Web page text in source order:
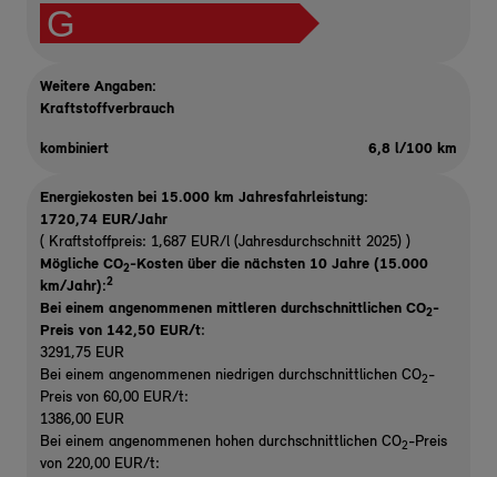
G
Weitere Angaben:
Kraftstoffverbrauch
kombiniert 6,8 l/100 km
Energiekosten bei 15.000 km Jahresfahrleistung:
1720,74 EUR/Jahr
( Kraftstoffpreis: 1,687 EUR/l (Jahresdurchschnitt 2025) )
Mögliche CO2-Kosten über die nächsten 10 Jahre (15.000
km/Jahr):2
Bei einem angenommenen mittleren durchschnittlichen CO2-
Preis von 142,50 EUR/t:
3291,75 EUR
Bei einem angenommenen niedrigen durchschnittlichen CO2-
Preis von 60,00 EUR/t:
1386,00 EUR
Bei einem angenommenen hohen durchschnittlichen CO2-Preis
von 220,00 EUR/t: